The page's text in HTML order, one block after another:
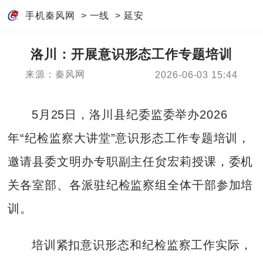
手机秦风网 > 一线 > 延安
洛川：开展意识形态工作专题培训
来源：秦风网 2026-06-03 15:44
5月25日，洛川县纪委监委举办2026
年“纪检监察大讲堂”意识形态工作专题培训，
邀请县委文明办专职副主任贠宏莉授课，委机
关各室部、各派驻纪检监察组全体干部参加培
训。
培训紧扣意识形态和纪检监察工作实际，